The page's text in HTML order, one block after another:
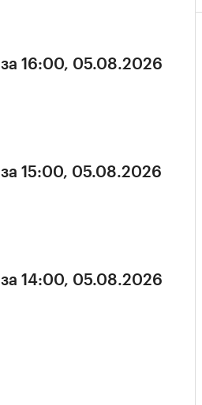
за 16:00, 05.08.2026
15:00, 05.08.2026
за 14:00, 05.08.2026